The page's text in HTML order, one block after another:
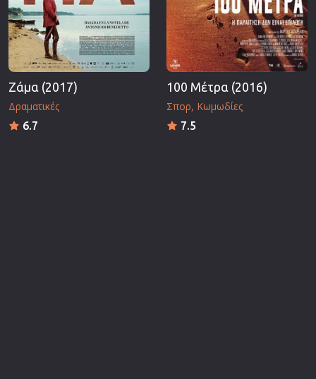
Ζάμα (2017)
Δραματικές
6.7
100 Μέτρα (2016)
Σπορ Κωμωδίες
7.5